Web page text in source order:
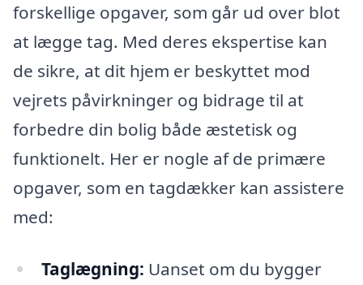
forskellige opgaver, som går ud over blot
at lægge tag. Med deres ekspertise kan
de sikre, at dit hjem er beskyttet mod
vejrets påvirkninger og bidrage til at
forbedre din bolig både æstetisk og
funktionelt. Her er nogle af de primære
opgaver, som en tagdækker kan assistere
med:
Taglægning: Uanset om du bygger